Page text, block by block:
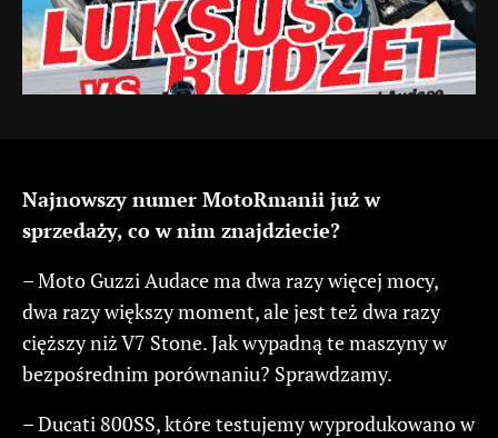
Najnowszy numer MotoRmanii już w
sprzedaży, co w nim znajdziecie?
– Moto Guzzi Audace ma dwa razy więcej mocy,
dwa razy większy moment, ale jest też dwa razy
cięższy niż V7 Stone. Jak wypadną te maszyny w
bezpośrednim porównaniu? Sprawdzamy.
– Ducati 800SS, które testujemy wyprodukowano w